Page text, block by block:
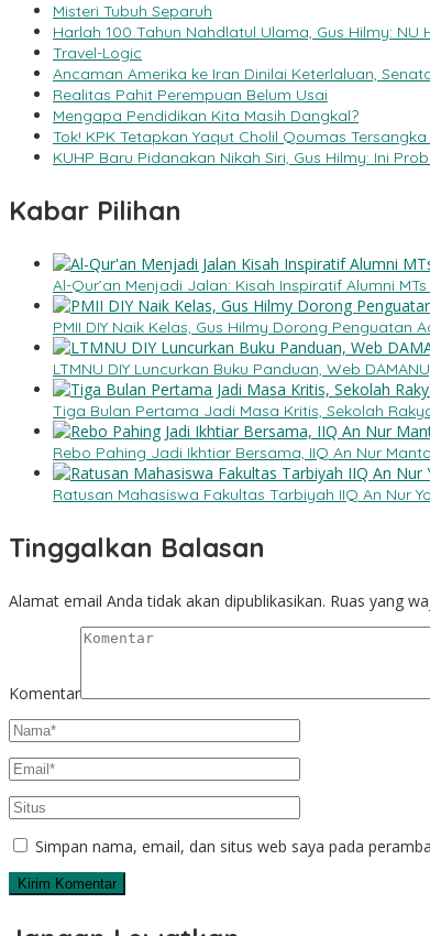
Misteri Tubuh Separuh
Harlah 100 Tahun Nahdlatul Ulama, Gus Hilmy: NU
Travel-Logic
Ancaman Amerika ke Iran Dinilai Keterlaluan,
Realitas Pahit Perempuan Belum Usai
Mengapa Pendidikan Kita Masih Dangkal?
Tok! KPK Tetapkan Yaqut Cholil Qoumas
KUHP Baru Pidanakan Nikah Siri, Gus Hilmy: Ini
Kabar Pilihan
Al-Qur’an Menjadi Jalan: Kisah Inspiratif Alumni
PMII DIY Naik Kelas, Gus Hilmy Dorong Penguatan
LTMNU DIY Luncurkan Buku Panduan, Web
Tiga Bulan Pertama Jadi Masa Kritis, Sekolah
Rebo Pahing Jadi Ikhtiar Bersama, IIQ An Nur
Ratusan Mahasiswa Fakultas Tarbiyah IIQ An Nur
Tinggalkan Balasan
Alamat email Anda tidak akan dipublikasikan. Ruas yang
Komentar
Simpan nama, email, dan situs web saya pada